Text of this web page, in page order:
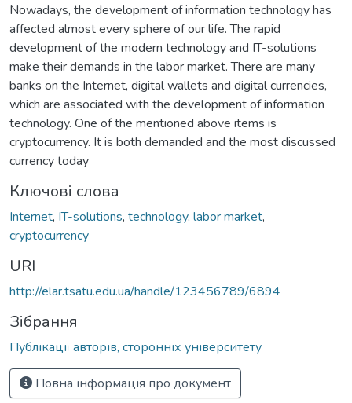
Nowadays, the development of information technology has
affected almost every sphere of our life. The rapid
development of the modern technology and IT-solutions
make their demands in the labor market. There are many
banks on the Internet, digital wallets and digital currencies,
which are associated with the development of information
technology. One of the mentioned above items is
cryptocurrency. It is both demanded and the most discussed
currency today
Ключові слова
Internet, IT-solutions, technology, labor market,
cryptocurrency
URI
http://elar.tsatu.edu.ua/handle/123456789/6894
Зібрання
Публікації авторів, сторонніх університету
Повна інформація про документ